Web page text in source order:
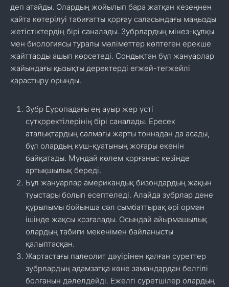
деп атайды. Олардың жойылып бара жатқан кезеңнен
қайта көтерілуі табиғатты қорғау саласындағы маңызды
жетістіктердің бірі саналады. Зубрлардың мінез-құлқы
мен биологиясы туралы мәліметтер көптеген ерекше
жайттарды ашып көрсетеді. Сондықтан бұл жануарлар
жайындағы қызықты деректерді егжей-тегжейлі
қарастыру орынды.
Зубр Еуропадағы ең ауыр жер үсті
сүтқоректілерінің бірі саналады. Ересек
аталықтардың салмағы жарты тоннадан да асады,
бұл олардың күш-қуатының жоғары екенін
байқатады. Мұндай көлем қорғаныс кезінде
артықшылық береді.
Бұл жануарлар американдық бизондардың жақын
туыстары болып есептеледі. Алайда зубрлар дене
құрылымы бойынша сәл сымбаттырақ әрі орман
ішінде жақсы қозғалады. Осындай айырмашылық
олардың табиғи мекенімен байланысты
қалыптасқан.
Жартастағы палеолит дәуірінен қалған суреттер
зубрлардың адамзатқа көне замандардан белгілі
болғанын дәлелдейді. Ежелгі суретшілер олардың